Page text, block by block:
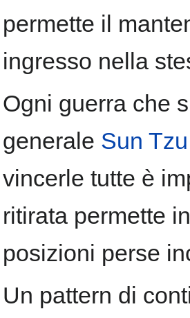
permette il
ingresso nella
Ogni guerra che
generale Sun Tzu
vincerle tutte è
ritirata permette
posizioni perse
Un pattern di